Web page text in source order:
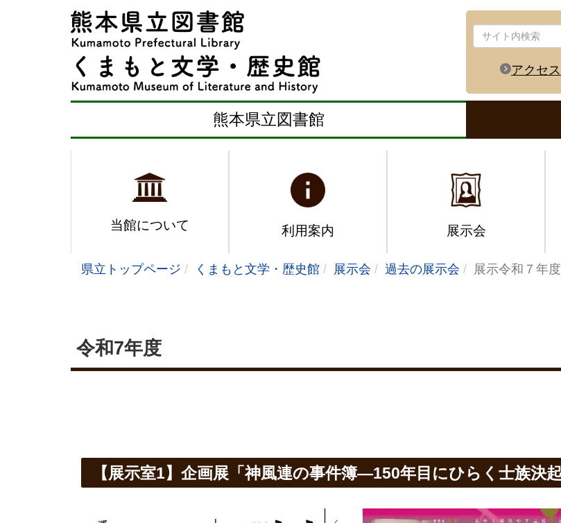
アクセス
熊本県立図書館
当館について 利用案内 展示会
県立トップページ くまもと文学・歴史館 展示会 過去の展示会 展示令和７年度
令和7年度
【展示室1】企画展「神風連の事件簿―150年目にひらく士族決